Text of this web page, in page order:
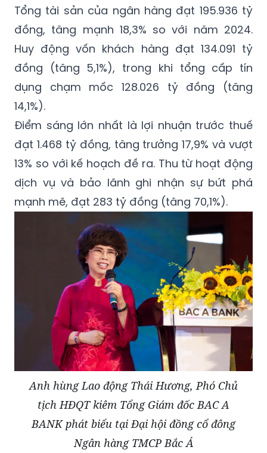
Tổng tài sản của ngân hàng đạt 195.936 tỷ
đồng, tăng mạnh 18,3% so với năm 2024.
Huy động vốn khách hàng đạt 134.091 tỷ
đồng (tăng 5,1%), trong khi tổng cấp tín
dụng chạm mốc 128.026 tỷ đồng (tăng
14,1%).
Điểm sáng lớn nhất là lợi nhuận trước thuế
đạt 1.468 tỷ đồng, tăng trưởng 17,9% và vượt
13% so với kế hoạch đề ra. Thu từ hoạt động
dịch vụ và bảo lãnh ghi nhận sự bứt phá
mạnh mẽ, đạt 283 tỷ đồng (tăng 70,1%).
Anh hùng Lao động Thái Hương, Phó Chủ
tịch HĐQT kiêm Tổng Giám đốc BAC A
BANK phát biểu tại Đại hội đồng cổ đông
Ngân hàng TMCP Bắc Á